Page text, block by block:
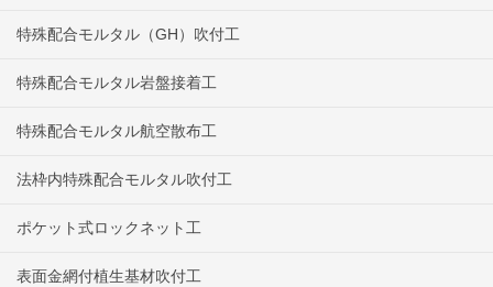
特殊配合モルタル（GH）吹付工
特殊配合モルタル岩盤接着工
特殊配合モルタル航空散布工
法枠内特殊配合モルタル吹付工
ポケット式ロックネット工
表面金網付植生基材吹付工